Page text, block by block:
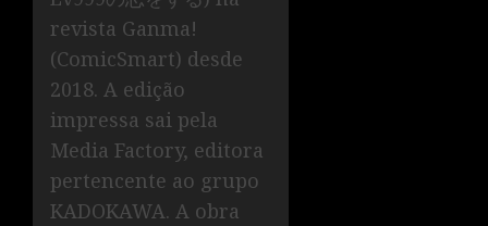
revista Ganma!
(ComicSmart) desde
2018. A edição
impressa sai pela
Media Factory, editora
pertencente ao grupo
KADOKAWA. A obra